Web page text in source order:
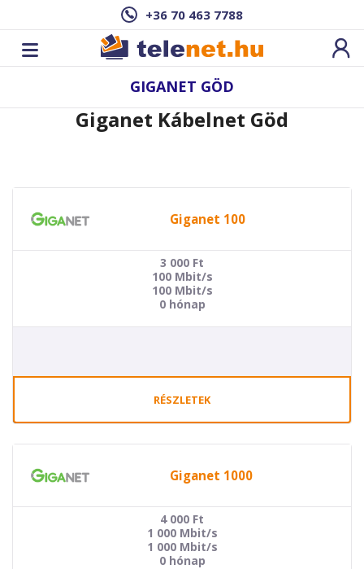
+36 70 463 7788
GIGANET GÖD
Giganet Kábelnet Göd
Giganet 100
3 000 Ft
100 Mbit/s
100 Mbit/s
0 hónap
RÉSZLETEK
Giganet 1000
4 000 Ft
1 000 Mbit/s
1 000 Mbit/s
0 hónap